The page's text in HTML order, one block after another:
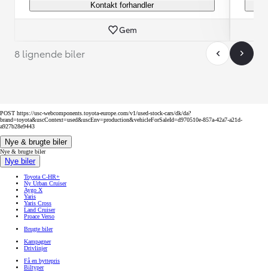
Kontakt forhandler
Gem
8 lignende biler
POST https://usc-webcomponents.toyota-europe.com/v1/used-stock-cars/dk/da?
brand=toyota&uscContext=used&uscEnv=production&vehicleForSaleId=d970510e-857a-42a7-a21d-
a927b28e9443
Nye & brugte biler
Nye & brugte biler
Nye biler
Toyota C-HR+
Ny Urban Cruiser
Aygo X
Yaris
Yaris Cross
Land Cruiser
Proace Verso
Brugte biler
Kampagner
Drivlinjer
Få en byttepris
Biltyper